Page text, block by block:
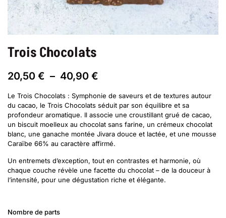
Trois Chocolats
20,50 € – 40,90 €
prix :
20,50 €
à
40,90 €
Le Trois Chocolats : Symphonie de saveurs et de textures autour
du cacao, le Trois Chocolats séduit par son équilibre et sa
profondeur aromatique. Il associe une croustillant grué de cacao,
un biscuit moelleux au chocolat sans farine, un crémeux chocolat
blanc, une ganache montée Jivara douce et lactée, et une mousse
Caraïbe 66% au caractère affirmé.
Un entremets d’exception, tout en contrastes et harmonie, où
chaque couche révèle une facette du chocolat – de la douceur à
l’intensité, pour une dégustation riche et élégante.
Nombre de parts